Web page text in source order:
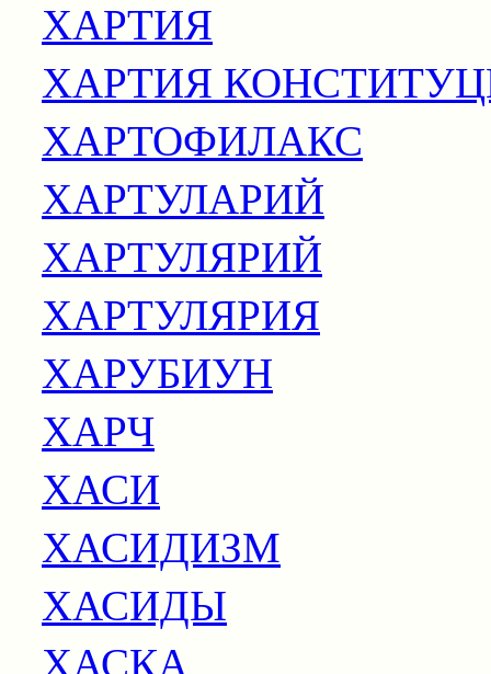
ХАРТИЯ
ХАРТИЯ
ХАРТОФИЛАКС
ХАРТУЛАРИЙ
ХАРТУЛЯРИЙ
ХАРТУЛЯРИЯ
ХАРУБИУН
ХАРЧ
ХАСИ
ХАСИДИЗМ
ХАСИДЫ
ХАСКА